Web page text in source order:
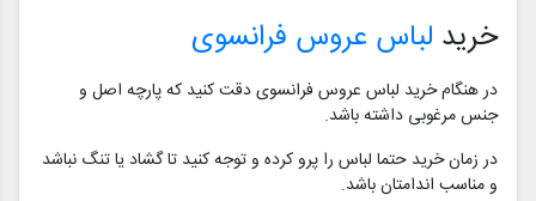
خرید لباس عروس فرانسوی
در هنگام خرید لباس عروس فرانسوی دقت کنید که پارچه اصل و
جنس مرغوبی داشته باشد.
در زمان خرید حتما لباس را پرو کرده و توجه کنید تا گشاد یا تنگ نباشد
و مناسب اندامتان باشد.